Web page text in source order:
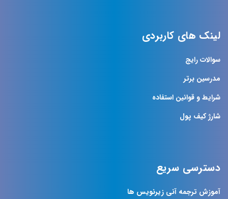
لینک های کاربردی
سوالات رایج
مدرسین برتر
شرایط و قوانین استفاده
شارژ کیف پول
دسترسی سریع
آموزش ترجمه آنی زیرنویس ها